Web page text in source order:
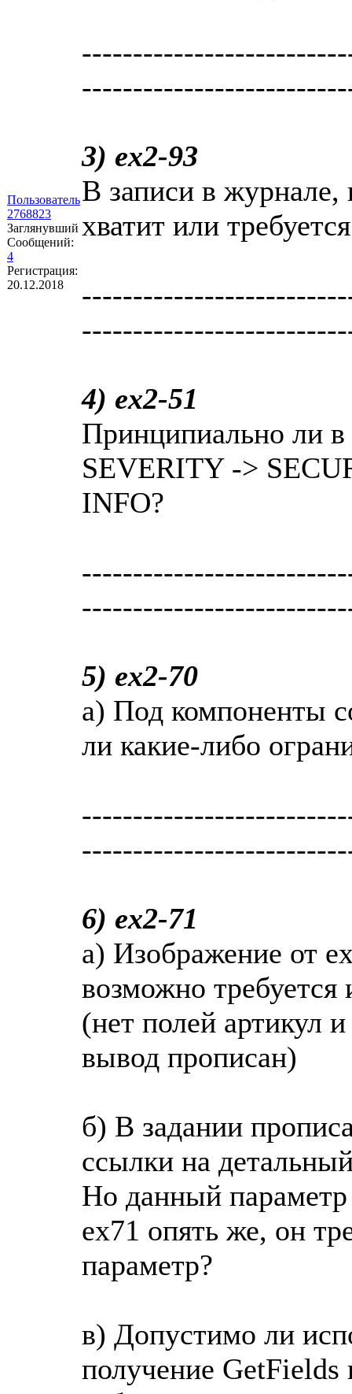
Пользователь
2768823
Заглянувший
Сообщений:
4
Регистрация:
20.12.2018
3) ex2-93
В записи в журнале,
хватит или
4) ex2-51
Принципиально ли в
SEVERITY ->
INFO?
5) ex2-70
a) Под компоненты
ли какие-либо
6) ex2-71
a) Изображение от
возможно требуется
(нет полей артикул
вывод прописан)
б) В задании
ссылки на
Но данный параметр
ex71 опять же, он
параметр?
в) Допустимо ли
получение GetFields